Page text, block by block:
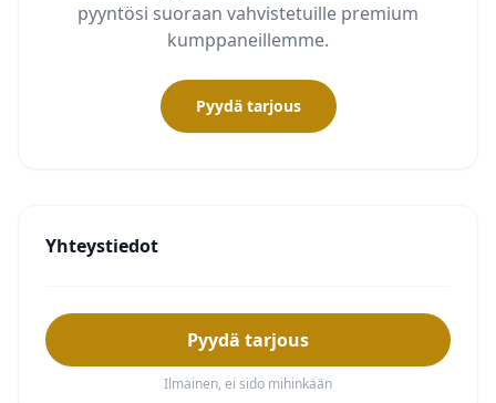
pyyntösi suoraan vahvistetuille premium
kumppaneillemme.
Pyydä tarjous
Yhteystiedot
Pyydä tarjous
Ilmainen, ei sido mihinkään